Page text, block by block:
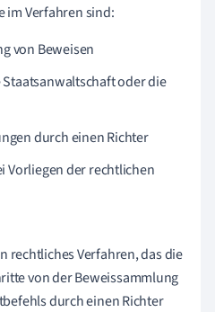
im Verfahren sind:
von Beweisen
oder die
durch einen Richter
Vorliegen der rechtlichen
rechtliches Verfahren, das die
von der Beweissammlung
durch einen Richter